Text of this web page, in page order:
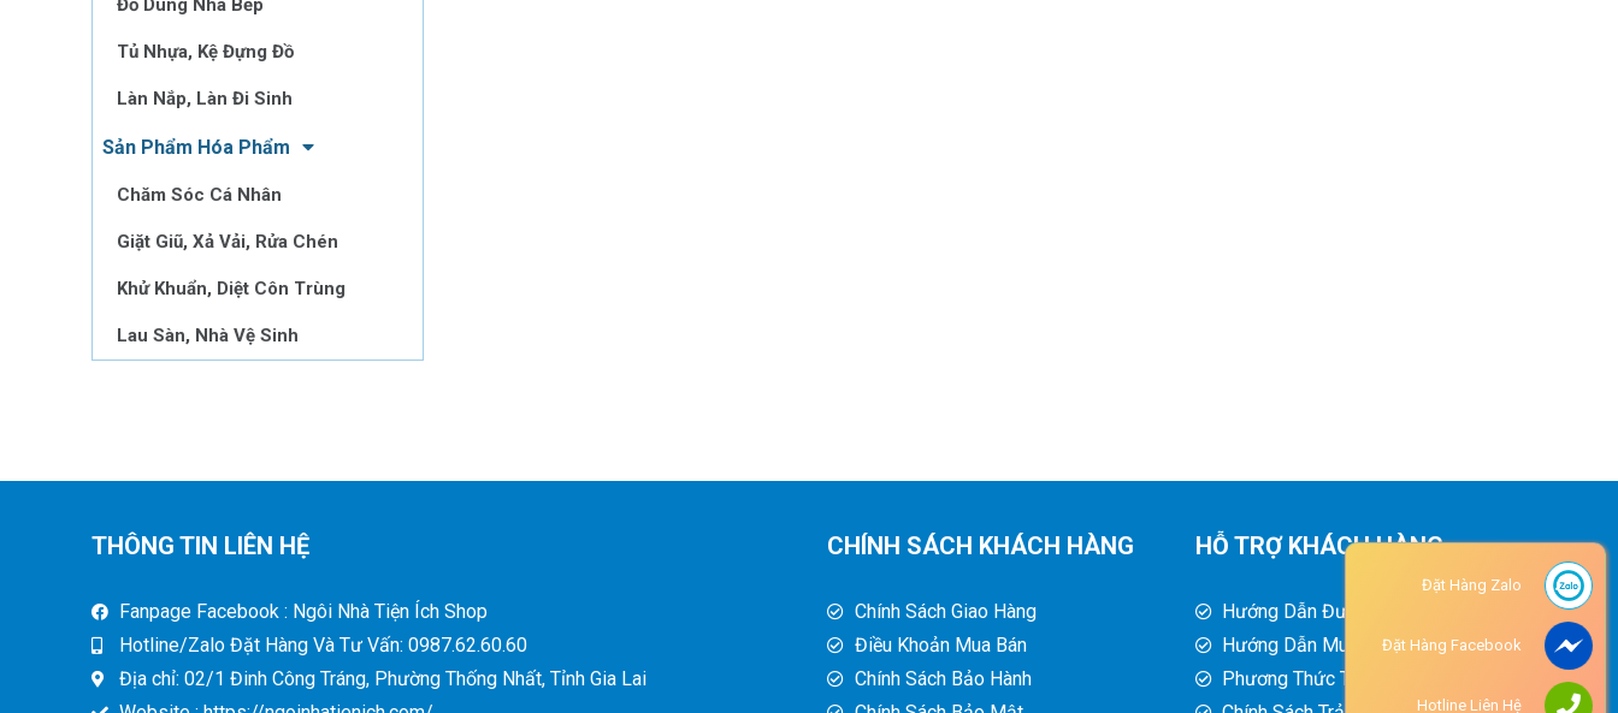
Đồ Dùng Nhà Bếp
Tủ Nhựa, Kệ Đựng Đồ
Làn Nắp, Làn Đi Sinh
Sản Phẩm Hóa Phẩm
Chăm Sóc Cá Nhân
Giặt Giũ, Xả Vải, Rửa Chén
Khử Khuẩn, Diệt Côn Trùng
Lau Sàn, Nhà Vệ Sinh
THÔNG TIN LIÊN HỆ
Fanpage Facebook : Ngôi Nhà Tiện Ích Shop
Hotline/Zalo Đặt Hàng Và Tư Vấn: 0987.62.60.60
Địa chỉ: 02/1 Đinh Công Tráng, Phường Thống Nhất, Tỉnh Gia Lai
CHÍNH SÁCH KHÁCH HÀNG
Chính Sách Giao Hàng
Điều Khoản Mua Bán
Chính Sách Bảo Hành
HỖ TRỢ KHÁCH HÀNG
Hướng Dẫn Đường Đi
Hướng Dẫn Mua Hàng
Phương Thức Thanh Toán
Đặt Hàng Zalo
Đặt Hàng Facebook
Hotline Liên Hệ